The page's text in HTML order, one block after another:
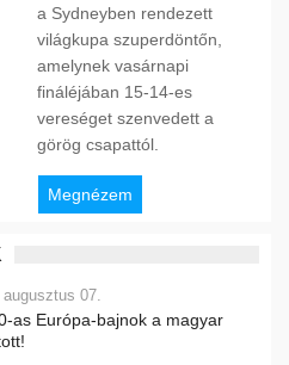
a Sydneyben rendezett
világkupa szuperdöntőn,
amelynek vasárnapi
fináléjában 15-14-es
vereséget szenvedett a
görög csapattól.
Megnézem
augusztus 07.
as Európa-bajnok a magyar